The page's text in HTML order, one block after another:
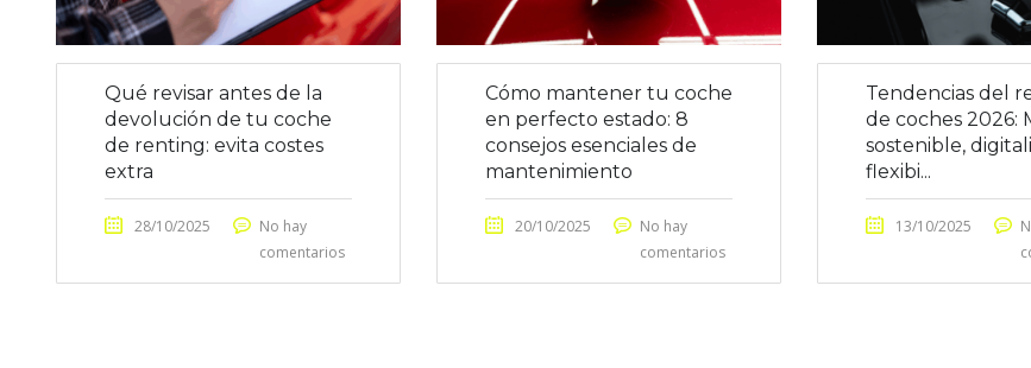
Qué revisar antes de la
devolución de tu coche
de renting: evita costes
extra
28/10/2025
No hay
comentarios
Cómo mantener tu coche
en perfecto estado: 8
consejos esenciales de
mantenimiento
20/10/2025
No hay
comentarios
Tendencias del
de coches 2026:
sostenible,
flexibi...
13/10/2025